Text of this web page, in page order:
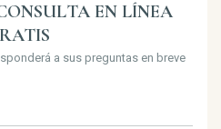
EN LÍNEA
a sus preguntas en breve